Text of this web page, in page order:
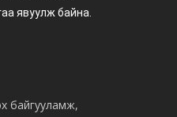
явуулж байна.
байгууламж,